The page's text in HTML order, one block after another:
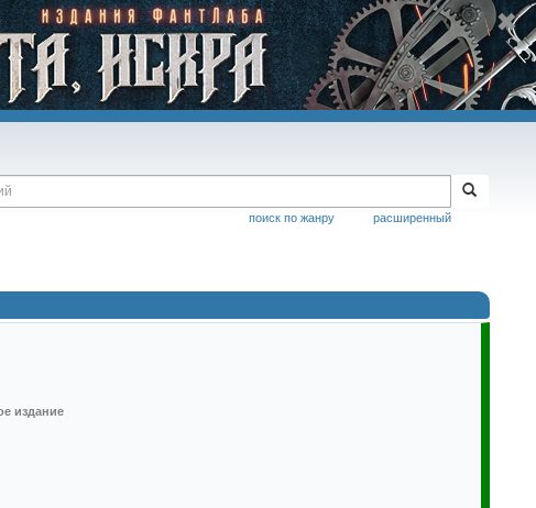
расширенный
поиск по жанру
издание